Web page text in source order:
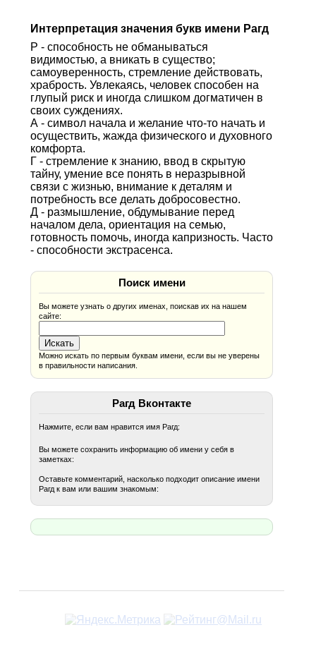
Интерпретация значения букв имени Рагд
Р - способность не обманываться
видимостью, а вникать в существо;
самоуверенность, стремление действовать,
храбрость. Увлекаясь, человек способен на
глупый риск и иногда слишком догматичен в
своих суждениях.
А - символ начала и желание что-то начать и
осуществить, жажда физического и духовного
комфорта.
Г - стремление к знанию, ввод в скрытую
тайну, умение все понять в неразрывной
связи с жизнью, внимание к деталям и
потребность все делать добросовестно.
Д - размышление, обдумывание перед
началом дела, ориентация на семью,
готовность помочь, иногда капризность. Часто
- способности экстрасенса.
Поиск имени
Вы можете узнать о других именах, поискав их на нашем
сайте:
Можно искать по первым буквам имени, если вы не уверены
в правильности написания.
Рагд Вконтакте
Нажмите, если вам нравится имя Рагд:
Вы можете сохранить информацию об имени у себя в
заметках:
Оставьте комментарий, насколько подходит описание имени
Рагд к вам или вашим знакомым: